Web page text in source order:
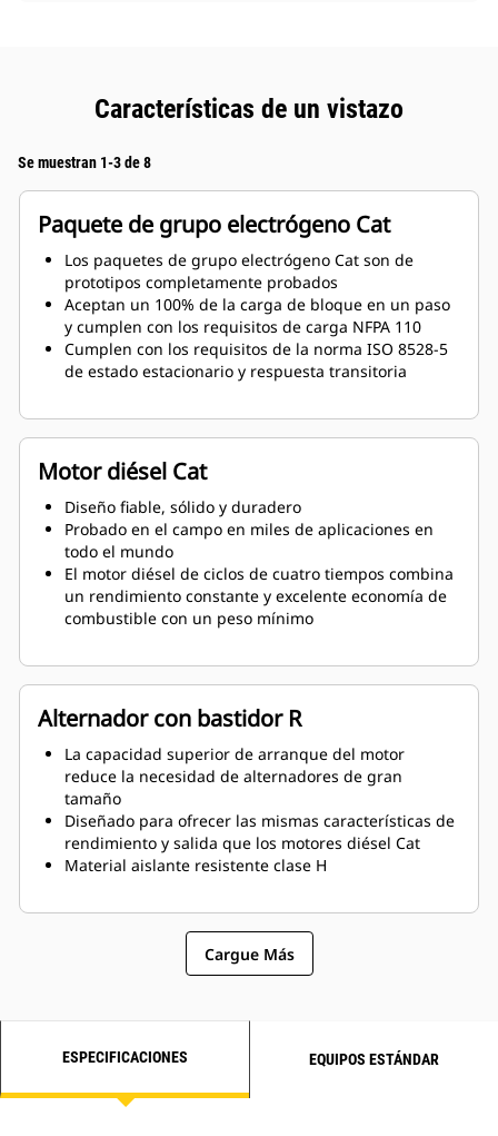
Características de un vistazo
Se muestran 1-3 de 8
Paquete de grupo electrógeno Cat
Los paquetes de grupo electrógeno Cat son de
prototipos completamente probados
Aceptan un 100% de la carga de bloque en un paso
y cumplen con los requisitos de carga NFPA 110
Cumplen con los requisitos de la norma ISO 8528-5
de estado estacionario y respuesta transitoria
Motor diésel Cat
Diseño fiable, sólido y duradero
Probado en el campo en miles de aplicaciones en
todo el mundo
El motor diésel de ciclos de cuatro tiempos combina
un rendimiento constante y excelente economía de
combustible con un peso mínimo
Alternador con bastidor R
La capacidad superior de arranque del motor
reduce la necesidad de alternadores de gran
tamaño
Diseñado para ofrecer las mismas características de
rendimiento y salida que los motores diésel Cat
Material aislante resistente clase H
Cargue Más
ESPECIFICACIONES EQUIPOS ESTÁNDAR